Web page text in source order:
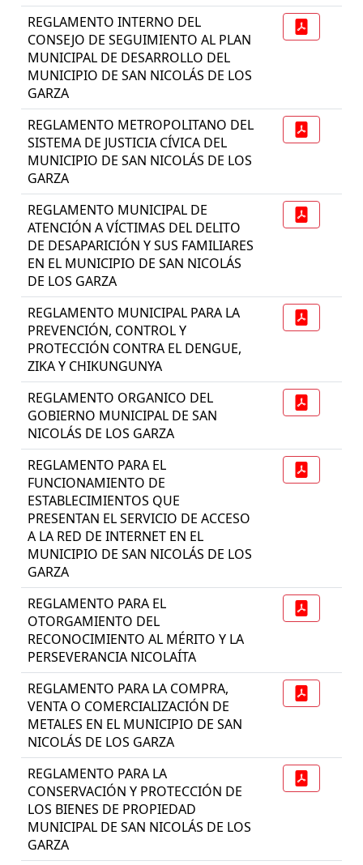
REGLAMENTO INTERNO DEL
CONSEJO DE SEGUIMIENTO AL PLAN
MUNICIPAL DE DESARROLLO DEL
MUNICIPIO DE SAN NICOLÁS DE LOS
GARZA
REGLAMENTO METROPOLITANO DEL
SISTEMA DE JUSTICIA CÍVICA DEL
MUNICIPIO DE SAN NICOLÁS DE LOS
GARZA
REGLAMENTO MUNICIPAL DE
ATENCIÓN A VÍCTIMAS DEL DELITO
DE DESAPARICIÓN Y SUS FAMILIARES
EN EL MUNICIPIO DE SAN NICOLÁS
DE LOS GARZA
REGLAMENTO MUNICIPAL PARA LA
PREVENCIÓN, CONTROL Y
PROTECCIÓN CONTRA EL DENGUE,
ZIKA Y CHIKUNGUNYA
REGLAMENTO ORGANICO DEL
GOBIERNO MUNICIPAL DE SAN
NICOLÁS DE LOS GARZA
REGLAMENTO PARA EL
FUNCIONAMIENTO DE
ESTABLECIMIENTOS QUE
PRESENTAN EL SERVICIO DE ACCESO
A LA RED DE INTERNET EN EL
MUNICIPIO DE SAN NICOLÁS DE LOS
GARZA
REGLAMENTO PARA EL
OTORGAMIENTO DEL
RECONOCIMIENTO AL MÉRITO Y LA
PERSEVERANCIA NICOLAÍTA
REGLAMENTO PARA LA COMPRA,
VENTA O COMERCIALIZACIÓN DE
METALES EN EL MUNICIPIO DE SAN
NICOLÁS DE LOS GARZA
REGLAMENTO PARA LA
CONSERVACIÓN Y PROTECCIÓN DE
LOS BIENES DE PROPIEDAD
MUNICIPAL DE SAN NICOLÁS DE LOS
GARZA